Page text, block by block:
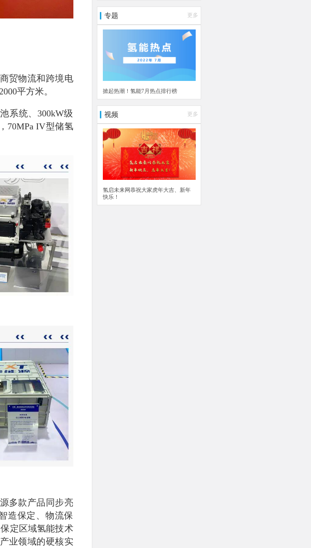
贸物流和跨境电
平方米。
系统、300kW级
70MPa IV型储氢
多款产品同步亮
造保定、物流保
定区域氢能技术
业领域的硬核实
专题 更多
掀起热潮！氢能7月热点排行榜
视频 更多
氢启未来网恭祝大家虎年大吉、新年
快乐！